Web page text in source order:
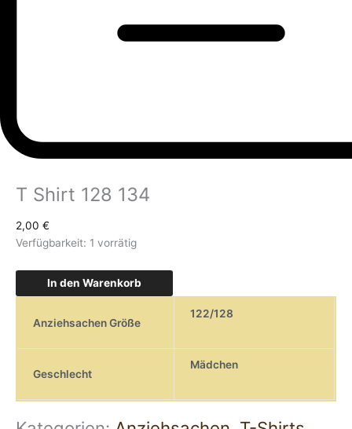
T Shirt 128 134
2,00 €
Verfügbarkeit: 1 vorrätig
In den Warenkorb
Anziehsachen Größe
122/128
Geschlecht
Mädchen